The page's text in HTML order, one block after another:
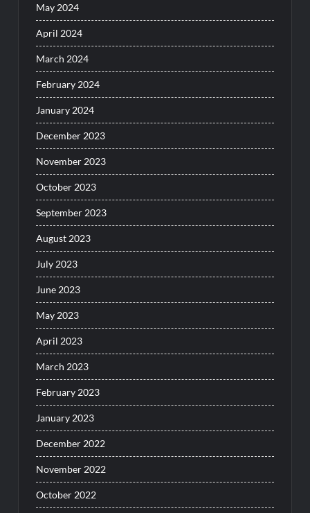
May 2024
April 2024
March 2024
February 2024
January 2024
December 2023
November 2023
October 2023
September 2023
August 2023
July 2023
June 2023
May 2023
April 2023
March 2023
February 2023
January 2023
December 2022
November 2022
October 2022